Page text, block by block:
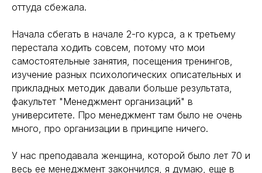
оттуда сбежала.
Начала сбегать в начале 2-го курса, а к третьему
перестала ходить совсем, потому что мои
самостоятельные занятия, посещения тренингов,
изучение разных психологических описательных и
прикладных методик давали больше результата,
факультет "Менеджмент организаций" в
университете. Про менеджмент там было не очень
много, про организации в принципе ничего.
У нас преподавала женщина, которой было лет 70 и
весь ее менеджмент закончился, я думаю, еще в